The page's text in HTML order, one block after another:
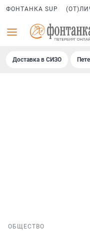
ФОНТАНКА SUP
Доставка в СИЗО
ОБЩЕСТВО